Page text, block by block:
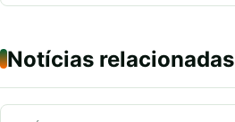
Notícias relacionadas